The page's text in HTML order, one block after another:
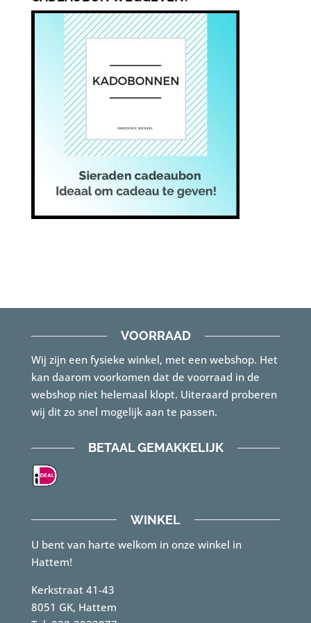
VOORRAAD
Wij zijn een fysieke winkel, met een webshop. Het
kan daarom voorkomen dat de voorraad in de
webshop niet helemaal klopt. Uiteraard proberen
wij dit zo snel mogelijk aan te passen.
BETAAL GEMAKKELIJK
WINKEL
U bent van harte welkom in onze winkel in
Hattem!
Kerkstraat 41-43
8051 GK, Hattem